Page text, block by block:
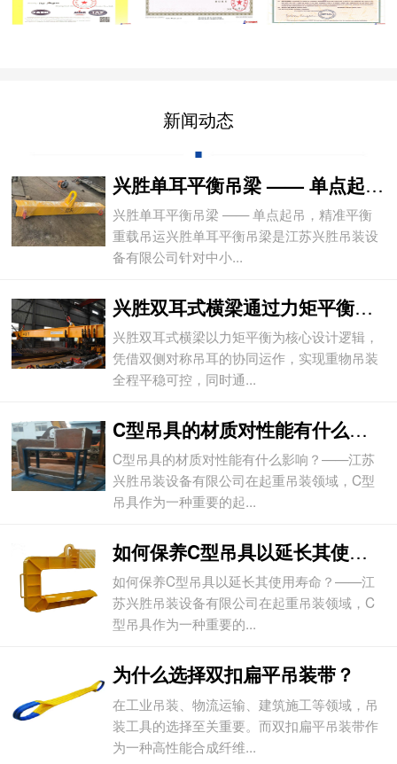
新闻动态
兴胜单耳平衡吊梁 —— 单点起吊，精准平
兴胜单耳平衡吊梁 —— 单点起吊，精准平衡
重载吊运兴胜单耳平衡吊梁是江苏兴胜吊装设
备有限公司针对中小...
兴胜双耳式横梁通过力矩平衡实现重物平稳吊
兴胜双耳式横梁以力矩平衡为核心设计逻辑，
凭借双侧对称吊耳的协同运作，实现重物吊装
全程平稳可控，同时通...
C型吊具的材质对性能有什么影响？
C型吊具的材质对性能有什么影响？——江苏
兴胜吊装设备有限公司在起重吊装领域，C型
吊具作为一种重要的起...
如何保养C型吊具以延长其使用寿命？
如何保养C型吊具以延长其使用寿命？——江
苏兴胜吊装设备有限公司在起重吊装领域，C
型吊具作为一种重要的...
为什么选择双扣扁平吊装带？
在工业吊装、物流运输、建筑施工等领域，吊
装工具的选择至关重要。而双扣扁平吊装带作
为一种高性能合成纤维...